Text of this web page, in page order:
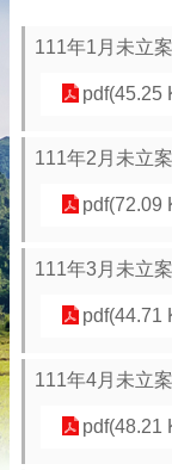
111年1月未立
pdf(45.25
111年2月未立
pdf(72.09
111年3月未立
pdf(44.71
111年4月未立
pdf(48.21